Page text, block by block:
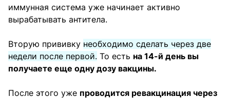
иммунная система уже начинает активно
вырабатывать антитела.
Вторую прививку необходимо сделать через две
недели после первой. То есть на 14-й день вы
получаете еще одну дозу вакцины.
После этого уже проводится ревакцинация через